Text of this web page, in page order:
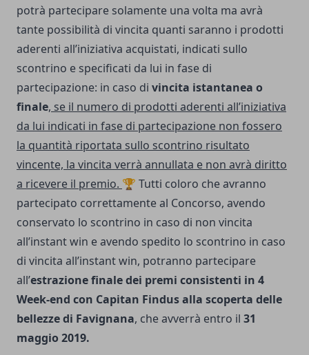
potrà partecipare solamente una volta ma avrà
tante possibilità di vincita quanti saranno i prodotti
aderenti all’iniziativa acquistati, indicati sullo
scontrino e specificati da lui in fase di
partecipazione: in caso di vincita istantanea o
finale, se il numero di prodotti aderenti all’iniziativa
da lui indicati in fase di partecipazione non fossero
la quantità riportata sullo scontrino risultato
vincente, la vincita verrà annullata e non avrà diritto
a ricevere il premio. 🏆 Tutti coloro che avranno
partecipato correttamente al Concorso, avendo
conservato lo scontrino in caso di non vincita
all’instant win e avendo spedito lo scontrino in caso
di vincita all’instant win, potranno partecipare
all’estrazione finale dei premi consistenti in 4
Week-end con Capitan Findus alla scoperta delle
bellezze di Favignana, che avverrà entro il 31
maggio 2019.